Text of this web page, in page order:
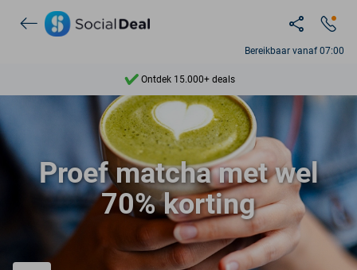
Bereikbaar vanaf 07:00
Ontdek 15.000+ deals
7 dagen per week beschikbaar
10+ miljoen leden
9,4
Ontdek 15.000+ deals
Proef matcha met wel
70% korting